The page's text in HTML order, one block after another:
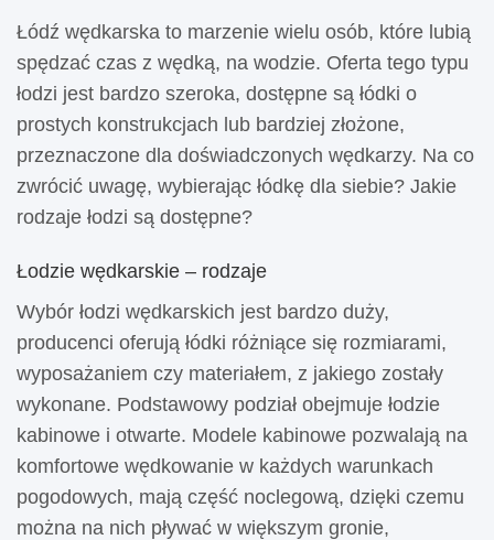
Łódź wędkarska to marzenie wielu osób, które lubią
spędzać czas z wędką, na wodzie. Oferta tego typu
łodzi jest bardzo szeroka, dostępne są łódki o
prostych konstrukcjach lub bardziej złożone,
przeznaczone dla doświadczonych wędkarzy. Na co
zwrócić uwagę, wybierając łódkę dla siebie? Jakie
rodzaje łodzi są dostępne?
Łodzie wędkarskie – rodzaje
Wybór łodzi wędkarskich jest bardzo duży,
producenci oferują łódki różniące się rozmiarami,
wyposażaniem czy materiałem, z jakiego zostały
wykonane. Podstawowy podział obejmuje łodzie
kabinowe i otwarte. Modele kabinowe pozwalają na
komfortowe wędkowanie w każdych warunkach
pogodowych, mają część noclegową, dzięki czemu
można na nich pływać w większym gronie,